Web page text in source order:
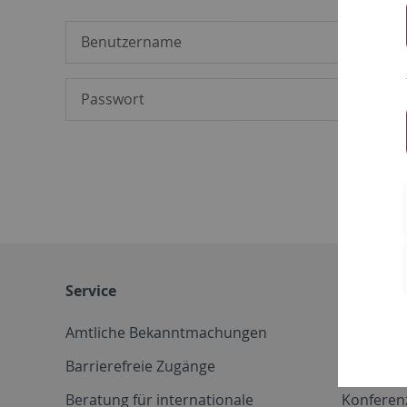
Service
Amtliche Bekanntmachungen
Barrierefreie Zugänge
Beratung für internationale